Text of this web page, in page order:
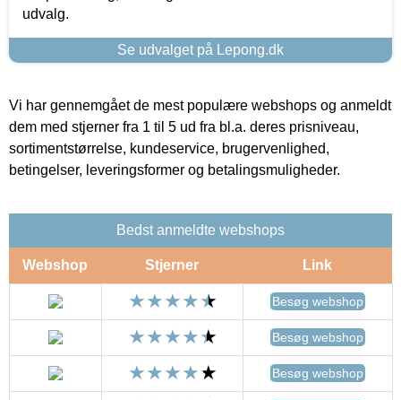
udvalg.
Se udvalget på Lepong.dk
Vi har gennemgået de mest populære webshops og anmeldt
dem med stjerner fra 1 til 5 ud fra bl.a. deres prisniveau,
sortimentstørrelse, kundeservice, brugervenlighed,
betingelser, leveringsformer og betalingsmuligheder.
Bedst anmeldte webshops
Webshop Stjerner Link
Besøg webshop
Besøg webshop
Besøg webshop